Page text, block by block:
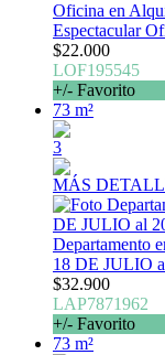
Oficina en
Espectacular
$22.000
LOF195545
+/- Favorito
73 m²
3
MÁS
Departamento
18 DE JULIO
$32.900
LAP7871962
+/- Favorito
73 m²